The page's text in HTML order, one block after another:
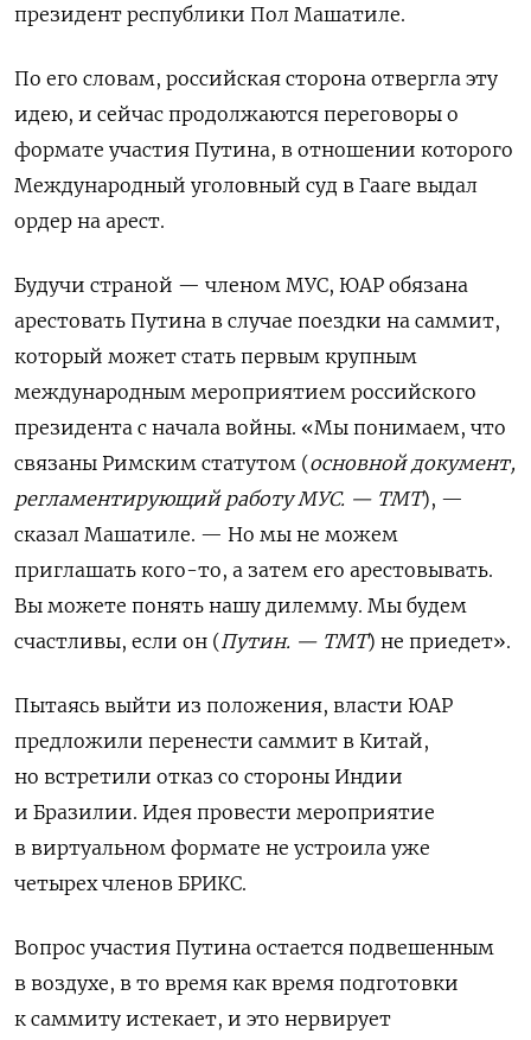
президент республики Пол Машатиле.
По его словам, российская сторона отвергла эту
идею, и сейчас продолжаются переговоры о
формате участия Путина, в отношении которого
Международный уголовный суд в Гааге выдал
ордер на арест.
Будучи страной — членом МУС, ЮАР обязана
арестовать Путина в случае поездки на саммит,
который может стать первым крупным
международным мероприятием российского
президента с начала войны. «Мы понимаем, что
связаны Римским статутом (основной документ,
регламентирующий работу МУС. — ТМТ), —
сказал Машатиле. — Но мы не можем
приглашать кого-то, а затем его арестовывать.
Вы можете понять нашу дилемму. Мы будем
счастливы, если он (Путин. — ТМТ) не приедет».
Пытаясь выйти из положения, власти ЮАР
предложили перенести саммит в Китай,
но встретили отказ со стороны Индии
и Бразилии. Идея провести мероприятие
в виртуальном формате не устроила уже
четырех членов БРИКС.
Вопрос участия Путина остается подвешенным
в воздухе, в то время как время подготовки
к саммиту истекает, и это нервирует